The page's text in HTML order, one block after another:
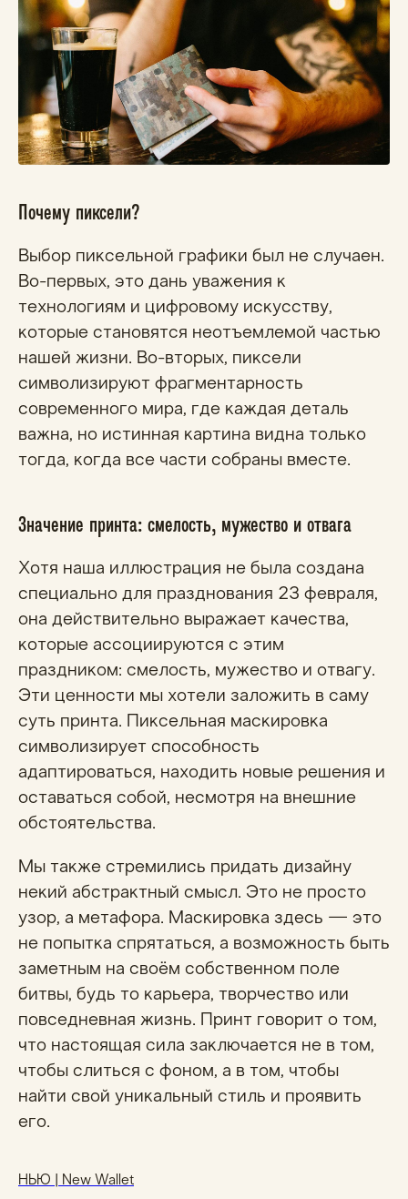
Почему пиксели?
Выбор пиксельной графики был не случаен.
Во-первых, это дань уважения к
технологиям и цифровому искусству,
которые становятся неотъемлемой частью
нашей жизни. Во-вторых, пиксели
символизируют фрагментарность
современного мира, где каждая деталь
важна, но истинная картина видна только
тогда, когда все части собраны вместе.
Значение принта: смелость, мужество и отвага
Хотя наша иллюстрация не была создана
специально для празднования 23 февраля,
она действительно выражает качества,
которые ассоциируются с этим
праздником: смелость, мужество и отвагу.
Эти ценности мы хотели заложить в саму
суть принта. Пиксельная маскировка
символизирует способность
адаптироваться, находить новые решения и
оставаться собой, несмотря на внешние
обстоятельства.
Мы также стремились придать дизайну
некий абстрактный смысл. Это не просто
узор, а метафора. Маскировка здесь — это
не попытка спрятаться, а возможность быть
заметным на своём собственном поле
битвы, будь то карьера, творчество или
повседневная жизнь. Принт говорит о том,
что настоящая сила заключается не в том,
чтобы слиться с фоном, а в том, чтобы
найти свой уникальный стиль и проявить
его.
НЬЮ | New Wallet